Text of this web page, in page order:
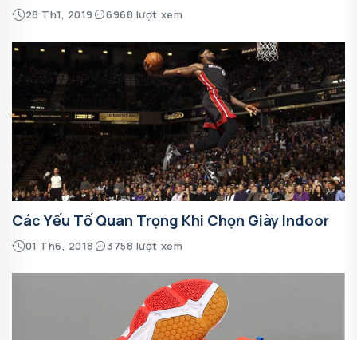
28 Th1, 2019 6968 lượt xem
Các Yếu Tố Quan Trọng Khi Chọn Giày Indoor
01 Th6, 2018 3758 lượt xem